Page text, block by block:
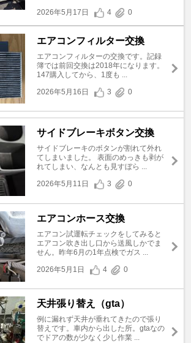
2026年5月17日
4 0
エアコンフィルター交換
エアコンフィルターの交換です。記録
簿では前回交換は2018年になります。
147購入してから、1度も ...
2026年5月16日
3 0
サイドブレーキボタン交換
サイドブレーキのボタンが割れて外れ
てしまいました。 表面のめっきも剥が
れてしまい、なんとも見すぼら ...
2026年5月11日
3 0
エアコンホース交換
エアコン試運転チェックをしてみると
エアコン吹き出し口から送風しかでま
せん。昨年6月の1年点検でガス ...
2026年5月1日
4 0
天井張り替え（gta）
例に漏れず天井が垂れてきたので張り
替えです。車内から出した所。gtaなの
でドアの数が少なく少し作業 ...